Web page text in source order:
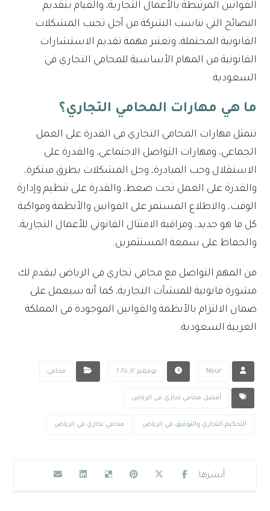
القوانين المرتبطة بالأعمال التجارية، والقيام بتقديم
النصائح التي تناسب الشركة من أجل تجنب المشكلات
القانونية المحتملة، وتعتبر مهمة تقديم الاستشارات
القانونية من المهام الأساسية للمحامي التجاري في
السعودية.
ما هي مهارات المحامي التجاري؟
تتمثل مهارات المحامي التجاري في القدرة على العمل
الجماعي، ومهارات التواصل الاجتماعي، والقدرة على
الاستقلال وحب المبادرة، وحل المشكلات بطرق مبتكرة،
والقدرة على العمل تحت ضغط، والقدرة على تنظيم وإدارة
الوقت، والاطلاع المستمر على القوانين والأنظمة ومواكبة
كل ما هو جديد، ومراقبة الامتثال القانوني للأعمال التجارية،
والحفاظ على سمعة المستثمرين.
من المهم التواصل مع محامي تجاري في الرياض ليقدم لك
مشورة قانونية للمنشآت التجارية، كما أنه سيعمل على
ضمان الالتزام بالأنظمة والقوانين الموجودة في المملكة
العربية السعودية.
Nour نوفمبر ١٢, ٢٠٢٥ محامي
أفضل محامي تجاري في الرياض
التحكيم التجاري والتوفيق في الرياض محامي تجاري في الرياض